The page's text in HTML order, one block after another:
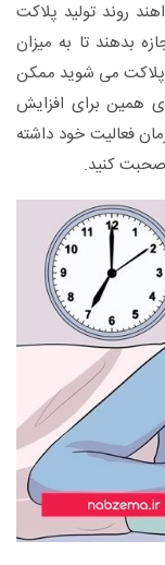
روند تولید پلاکت
بدهند تا به میزان
پلاکت می شوید ممکن
برای افزایش
فعالیت خود داشته
صحبت کنید.